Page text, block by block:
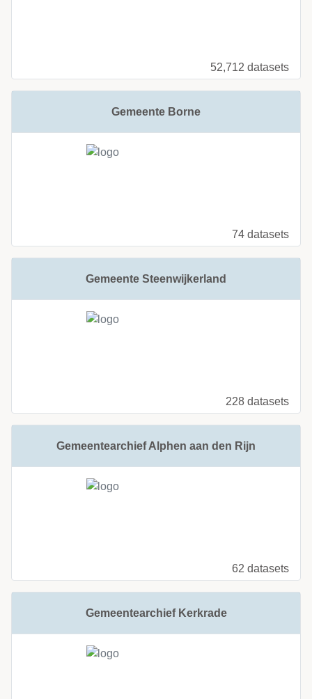
52,712 datasets
Gemeente Borne
74 datasets
Gemeente Steenwijkerland
228 datasets
Gemeentearchief Alphen aan den Rijn
62 datasets
Gemeentearchief Kerkrade